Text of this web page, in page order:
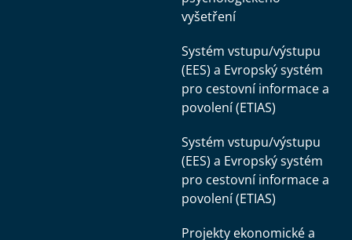
vyšetření
Systém vstupu/výstupu
(EES) a Evropský systém
pro cestovní informace a
povolení (ETIAS)
Systém vstupu/výstupu
(EES) a Evropský systém
pro cestovní informace a
povolení (ETIAS)
Projekty ekonomické a